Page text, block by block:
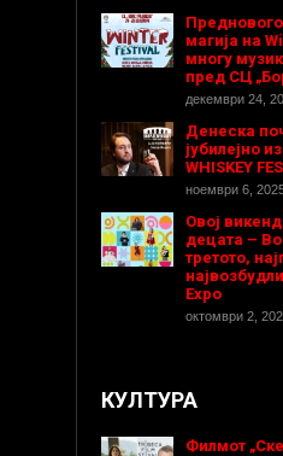
магија на
многу
пред СЦ
декември 24,
Денеска
јубилејно
WHISKEY
ноември 6,
Овој
децата – Во
третото,
Expo
октомври 2,
КУЛТУРА
Филмот